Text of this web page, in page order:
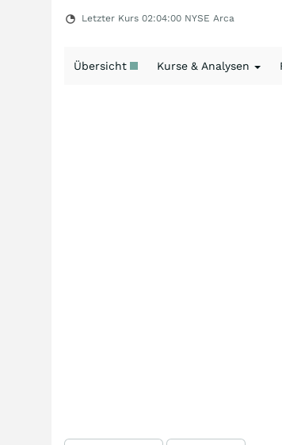
Letzter Kurs 02:04:00 NYSE Arca
Übersicht Kurse & Analysen